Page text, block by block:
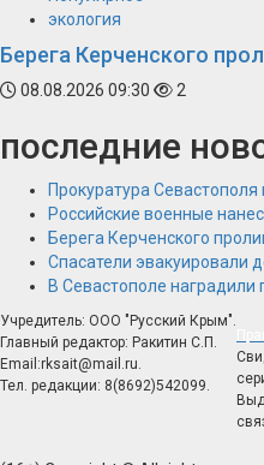
экология
Берега Керченского
08.08.2026 09:30 2
последние
Прокуратура
Российские военные
Берега Керченского
Спасатели эвакуировали
В Севастополе наградили
Учредитель: ООО "Русский Крым".
Главный редактор: Ракитин С.П.
Email:rksait@mail.ru.
Тел. редакции: 8(8692)542099.